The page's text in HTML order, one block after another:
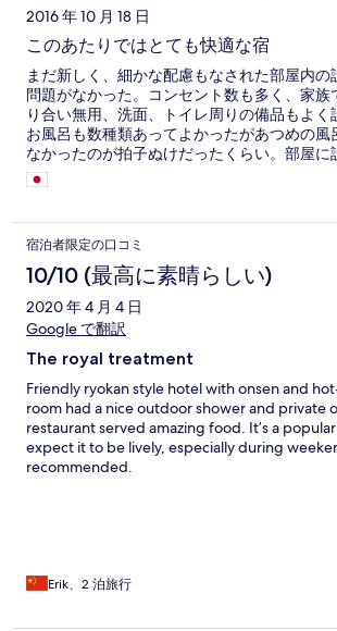
2016 年 10 月 18 日
このあたりではとても快適な宿
まだ新しく、細かな配慮もなされた部屋内の
問題がなかった。コンセント数も多く、家族
り合い無用、洗面、トイレ周りの備品もよく
お風呂も数種類あってよかったがあつめの風
なかったのが拍子ぬけだったくらい。部屋に
呂も快適であったが もう少し風景を楽しめた
内をスリッパなしがいやな客もいるかもしれ
った。全体的には、よく考えられて設計され
る。和歌山の宿泊施設は古いイメージがあっ
たが周囲環境観光が少し寂しい気がした。
宿泊者限定の口コミ
10/10 (最高に素晴らしい)
2020 年 4 月 4 日
Google で翻訳
The royal treatment
Friendly ryokan style hotel with onsen and
room had a nice outdoor shower and private
restaurant served amazing food. It’s a
expect it to be lively, especially during
recommended.
Erik、2 泊旅行